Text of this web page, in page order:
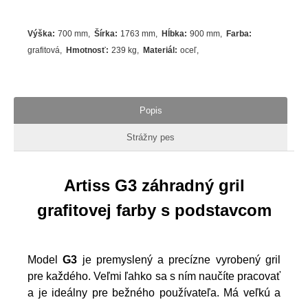
Výška: 700 mm Šírka: 1763 mm Hĺbka: 900 mm Farba:
grafitová
Hmotnosť: 239 kg Materiál : oceľ
Popis
Strážny pes
Artiss G3 záhradný gril
grafitovej farby s podstavcom
ModelG3 je premyslený a precízne vyrobený gril
pre každého. Veľmi ľahko sa s ním naučíte pracovať
a je ideálny pre bežného používateľa. Má veľkú a